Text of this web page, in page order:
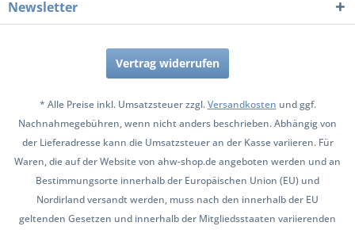
Newsletter
Vertrag widerrufen
* Alle Preise inkl. Umsatzsteuer zzgl.Versandkosten und ggf.
Nachnahmegebühren, wenn nicht anders beschrieben. Abhängig von
der Lieferadresse kann die Umsatzsteuer an der Kasse variieren. Für
Waren, die auf der Website von ahw-shop.de angeboten werden und an
Bestimmungsorte innerhalb der Europäischen Union (EU) und
Nordirland versandt werden, muss nach den innerhalb der EU
geltenden Gesetzen und innerhalb der Mitgliedsstaaten variierenden